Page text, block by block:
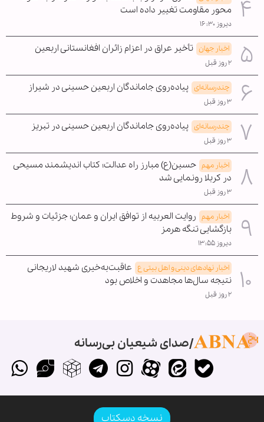
محور مقاومت تغییر داده است
دیروز ۱۶:۳۰
اخبار جهان تأخیر عراق در اعزام زائران افغانستانی اربعین
۲ روز قبل
چندرسانه‌ای پیاده‌روی جاماندگان اربعین حسینی در شیراز
۳ روز قبل
چندرسانه‌ای پیاده‌روی جاماندگان اربعین حسینی در تبریز
۳ روز قبل
اخبار مهم حسین(ع) مبارز راه عدالت؛ کتاب اندیشمند مسیحی
در کربلا رونمایی شد
۳ روز قبل
اخبار مهم روایت العربیه از توافق ایران و عمان؛ جزئیات و شروط
بازگشایی تنگه هرمز
دیروز ۱۳:۵۵
اخبار نهادهای دینی و اهل بیتی ع عاقبت‌به‌خیری شهید لاریجانی
نتیجه سال‌ها مجاهدت و اخلاص بود
۲ روز قبل
صدای شیعیان بی‌رسانه
نسخه دسکتاپ